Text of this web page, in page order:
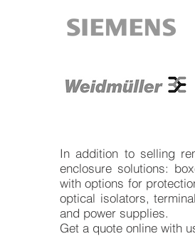
In addition to selling
enclosure solutions:
with options for
optical isolators,
and power supplies.
Get a quote online with